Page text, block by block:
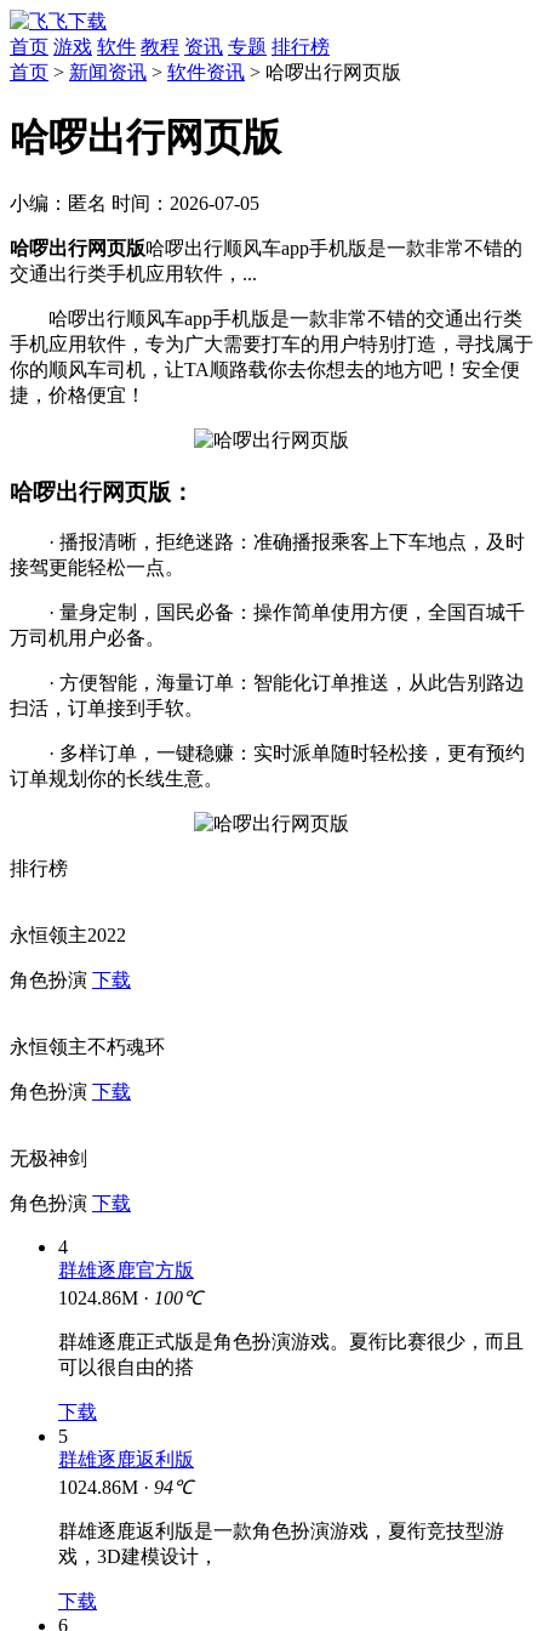
首页 游戏 软件 教程 资讯 专题 排行榜
首页 > 新闻资讯 > 软件资讯 > 哈啰出行网页版
哈啰出行网页版
小编： 匿名 时间： 2026-07-05
哈啰出行网页版哈啰出行顺风车app手机版是一款非常不错的
交通出行类手机应用软件，...
哈啰出行顺风车app手机版是一款非常不错的交通出行类
手机应用软件，专为广大需要打车的用户特别打造，寻找属于
你的顺风车司机，让TA顺路载你去你想去的地方吧！安全便
捷，价格便宜！
哈啰出行网页版：
· 播报清晰，拒绝迷路：准确播报乘客上下车地点，及时
接驾更能轻松一点。
· 量身定制，国民必备：操作简单使用方便，全国百城千
万司机用户必备。
· 方便智能，海量订单：智能化订单推送，从此告别路边
扫活，订单接到手软。
· 多样订单，一键稳赚：实时派单随时轻松接，更有预约
订单规划你的长线生意。
排行榜
永恒领主2022
角色扮演 下载
永恒领主不朽魂环
角色扮演 下载
无极神剑
角色扮演 下载
4
群雄逐鹿官方版
1024.86M · 100℃
群雄逐鹿正式版是角色扮演游戏。夏衔比赛很少，而且
可以很自由的搭
下载
5
群雄逐鹿返利版
1024.86M · 94℃
群雄逐鹿返利版是一款角色扮演游戏，夏衔竞技型游
戏，3D建模设计，
下载
6